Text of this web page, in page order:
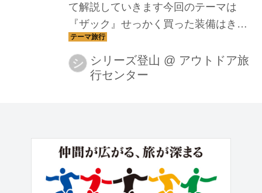
て解説していきます今回のテーマは
『ザック』せっかく買った装備はきれ
いにしたいですね今回の内容が参考に
なれば幸いです
シ シリーズ登山 @ アウトドア旅
行センター